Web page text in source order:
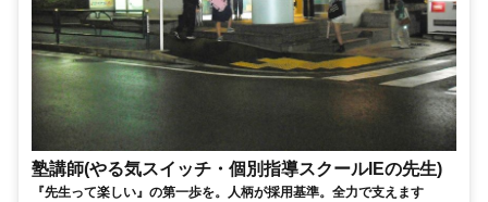
塾講師(やる気スイッチ・個別指導スクールIEの先生)
『先生って楽しい』の第一歩を。人柄が採用基準。全力で支えます